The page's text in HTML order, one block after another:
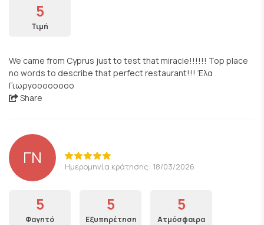
5
Τιμή
We came from Cyprus just to test that miracle!!!!!! Top place
no words to describe that perfect restaurant!!! Έλα
Γιωργοοοοοοοο
Share
ΓΝ Ημερομηνία κράτησης: 18/03/2026
5
Φαγητό
5
Εξυπηρέτηση
5
Ατμόσφαιρα